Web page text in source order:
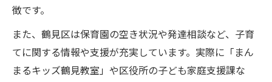
める
子ども家庭支援課の活用で自信育成をバッ
クアップ
徴です。
また、鶴見区は保育園の空き状況や発達相談など、子育
てに関する情報や支援が充実しています。実際に「まん
まるキッズ鶴見教室」や区役所の子ども家庭支援課な